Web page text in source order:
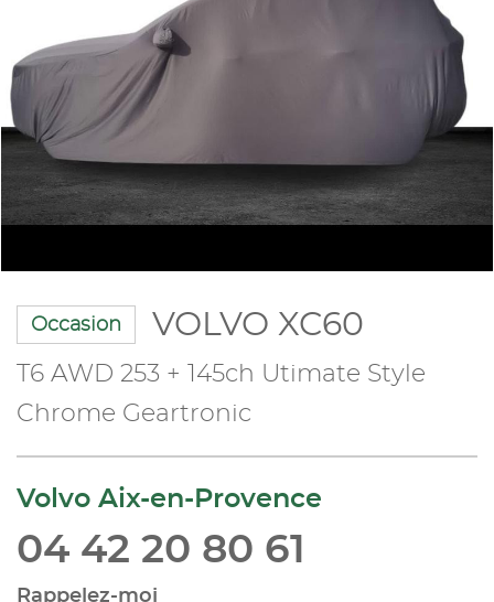
Occasion VOLVO XC60
T6 AWD 253 + 145ch Utimate Style
Chrome Geartronic
Volvo Aix-en-Provence
04 42 20 80 61
Rappelez-moi